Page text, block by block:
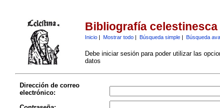
Bibliografía celestinesca
Inicio| Mostrar todo| Búsqueda simple| Búsqueda
Debe iniciar sesión para poder utilizar las
datos
Dirección de correo
electrónico: